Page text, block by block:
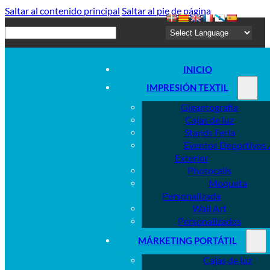
Saltar al contenido principal Saltar al pie de página
INICIO
IMPRESIÓN TEXTIL
Gigantografía
Cajas de luz
Stands Feria
Eventos Deportivos
Exterior
Photocalls
Moqueta
Personalizada
Wall Art
Personalizados
MÁRKETING PORTÁTIL
Cajas de luz